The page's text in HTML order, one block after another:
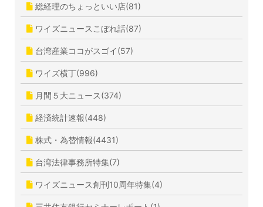
総経理のちょっといい店(81)
ワイズニュースこぼれ話(87)
台湾産業ココがスゴイ(57)
ワイズ横丁(996)
月間５大ニュース(374)
経済統計速報(448)
株式・為替情報(4431)
台湾法律事務所特集(7)
ワイズニュース創刊10周年特集(4)